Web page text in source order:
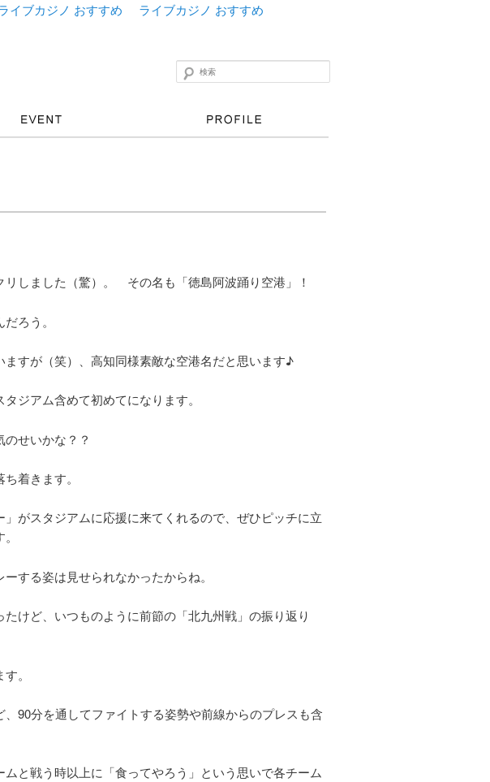
イブカジノ おすすめ ライブカジノ おすすめ
検索
しました（驚）。 その名も「徳島阿波踊り空港」！
ろう。
すが（笑）、高知同様素敵な空港名だと思います♪
ジアム含めて初めてになります。
せいかな？？
着きます。
がスタジアムに応援に来てくれるので、ぜひピッチに立
する姿は見せられなかったからね。
けど、いつものように前節の「北九州戦」の振り返り
。
90分を通してファイトする姿勢や前線からのプレスも含
と戦う時以上に「食ってやろう」という思いで各チーム